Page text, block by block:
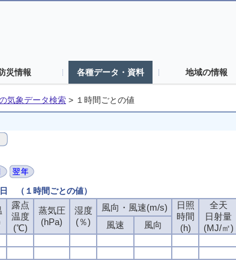
災情報 各種データ・資料 地域の情報
気象データ検索 > １時間ごとの値
（１時間ごとの値）
露点
温度
(℃)
蒸気圧
(hPa)
湿度
(％)
風向・風速(m/s)
日照
時間
(h)
全天
日射量
(MJ/㎡)
風速 風向